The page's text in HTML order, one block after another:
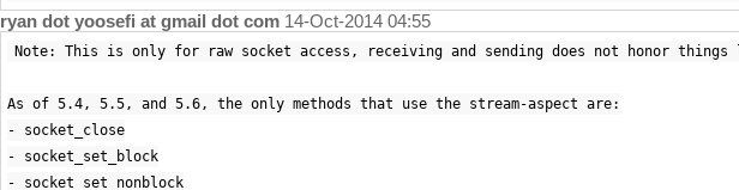
ryan dot yoosefi at gmail dot com 14-Oct-2014 04:55
Note: This is only for raw socket access, receiving and sending does not honor
As of 5.4, 5.5, and 5.6, the only methods that use the stream-aspect are:
- socket_close
- socket_set_block
- socket_set_nonblock